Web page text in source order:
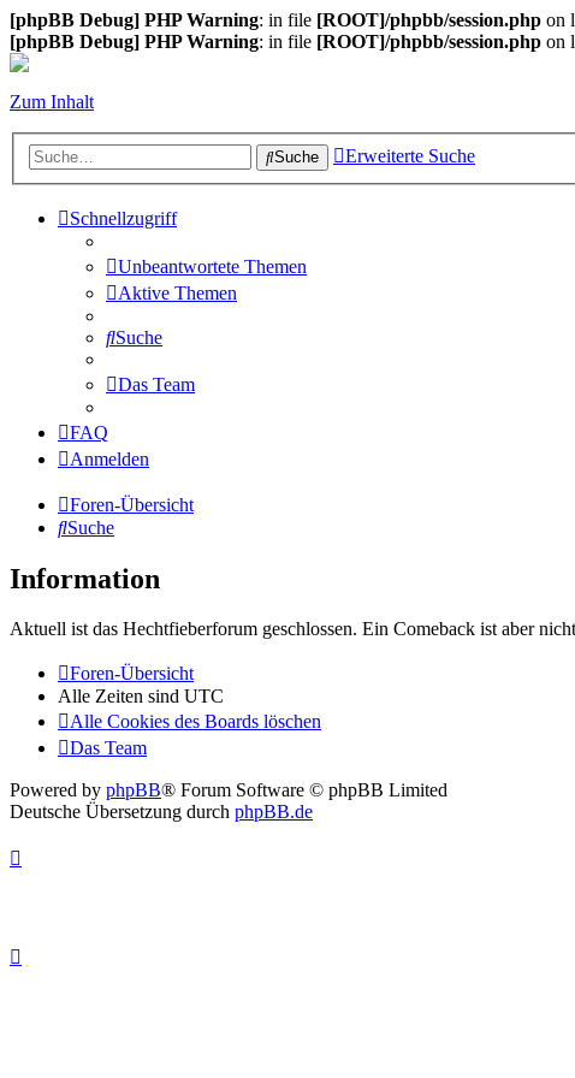
[phpBB Debug] PHP Warning: in file [ROOT]/phpbb/session.php on
[phpBB Debug] PHP Warning: in file [ROOT]/phpbb/session.php on
Zum Inhalt
Suche Erweiterte Suche
Schnellzugriff
Unbeantwortete Themen
Aktive Themen
Suche
Das Team
FAQ
Anmelden
Foren-Übersicht
Suche
Information
Aktuell ist das Hechtfieberforum geschlossen. Ein Comeback ist aber
Foren-Übersicht
Alle Zeiten sind UTC
Alle Cookies des Boards löschen
Das Team
Powered by phpBB® Forum Software © phpBB Limited
Deutsche Übersetzung durch phpBB.de